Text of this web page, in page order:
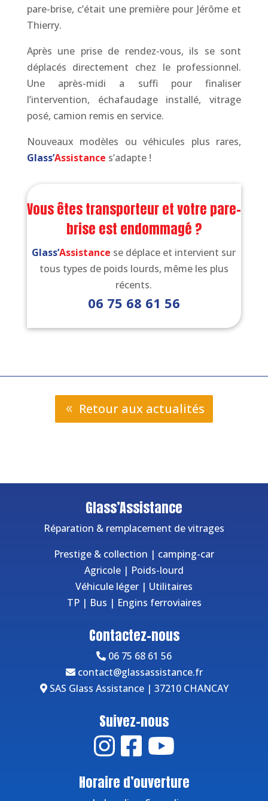
pare-brise, c’était une première pour Jérôme et
Thierry.
Après une prise de rendez-vous, ils se sont
déplacés directement chez le professionnel.
Une après-midi a suffi pour finaliser
l’intervention, échafaudage installé, vitrage
posé, camion remis en service.
Nouveaux modèles ou véhicules plus rares,
Glass’Assistance s’adapte !
Vous êtes transporteur et votre pare-
brise est endommagé ?
Glass’Assistance se déplace et intervient sur
tous types de poids lourds, même les plus
récents.
06 75 68 61 56
Retour aux actualités
Glass’Assistance
Réparation & remplacement de vitrages
Prestige & collection | camping-car
Agricole | Poids-lourd
Véhicule léger | Utilitaires
TP| Bus | Engins ferroviaires
Contactez-nous
06 75 68 61 56
contact@glassassistance.fr
SAS Glass Assistance | 37210 CHANCAY
Suivez-nous
Horaire d’ouverture